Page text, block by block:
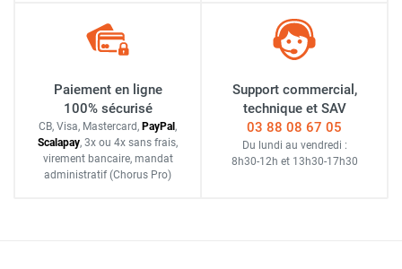
Paiement en ligne
100% sécurisé
CB, Visa, Mastercard, PayPal ,
Scalapay, 3x ou 4x sans frais,
virement bancaire, mandat
administratif (Chorus Pro)
Support commercial,
technique et SAV
03 88 08 67 05
Du lundi au vendredi :
8h30-12h et 13h30-17h30